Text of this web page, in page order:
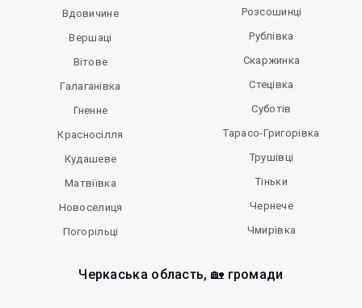
Вдовичине
Вершаці
Вітове
Галаганівка
Гненне
Красносілля
Кудашеве
Матвіївка
Новоселиця
Погорільці
Розсошинці
Рублівка
Скаржинка
Стецівка
Суботів
Тарасо-Григорівка
Трушівці
Тіньки
Чернече
Чмирівка
Черкаська область, 🏡 громади